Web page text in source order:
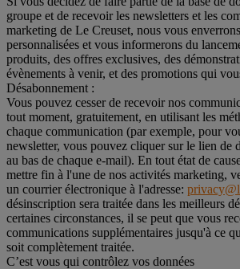
groupe et de recevoir les newsletters et les
marketing de Le Creuset, nous vous
personnalisées et vous informerons du
produits, des offres exclusives, des
évènements à venir, et des promotions qui
Désabonnement :
Vous pouvez cesser de recevoir nos
tout moment, gratuitement, en utilisant les
chaque communication (par exemple, pour
newsletter, vous pouvez cliquer sur le lien de
au bas de chaque e-mail). En tout état de
mettre fin à l'une de nos activités marketing,
un courrier électronique à l'adresse:
désinscription sera traitée dans les meilleurs
certaines circonstances, il se peut que vous
communications supplémentaires jusqu'à ce
soit complètement traitée.
C’est vous qui contrôlez vos données